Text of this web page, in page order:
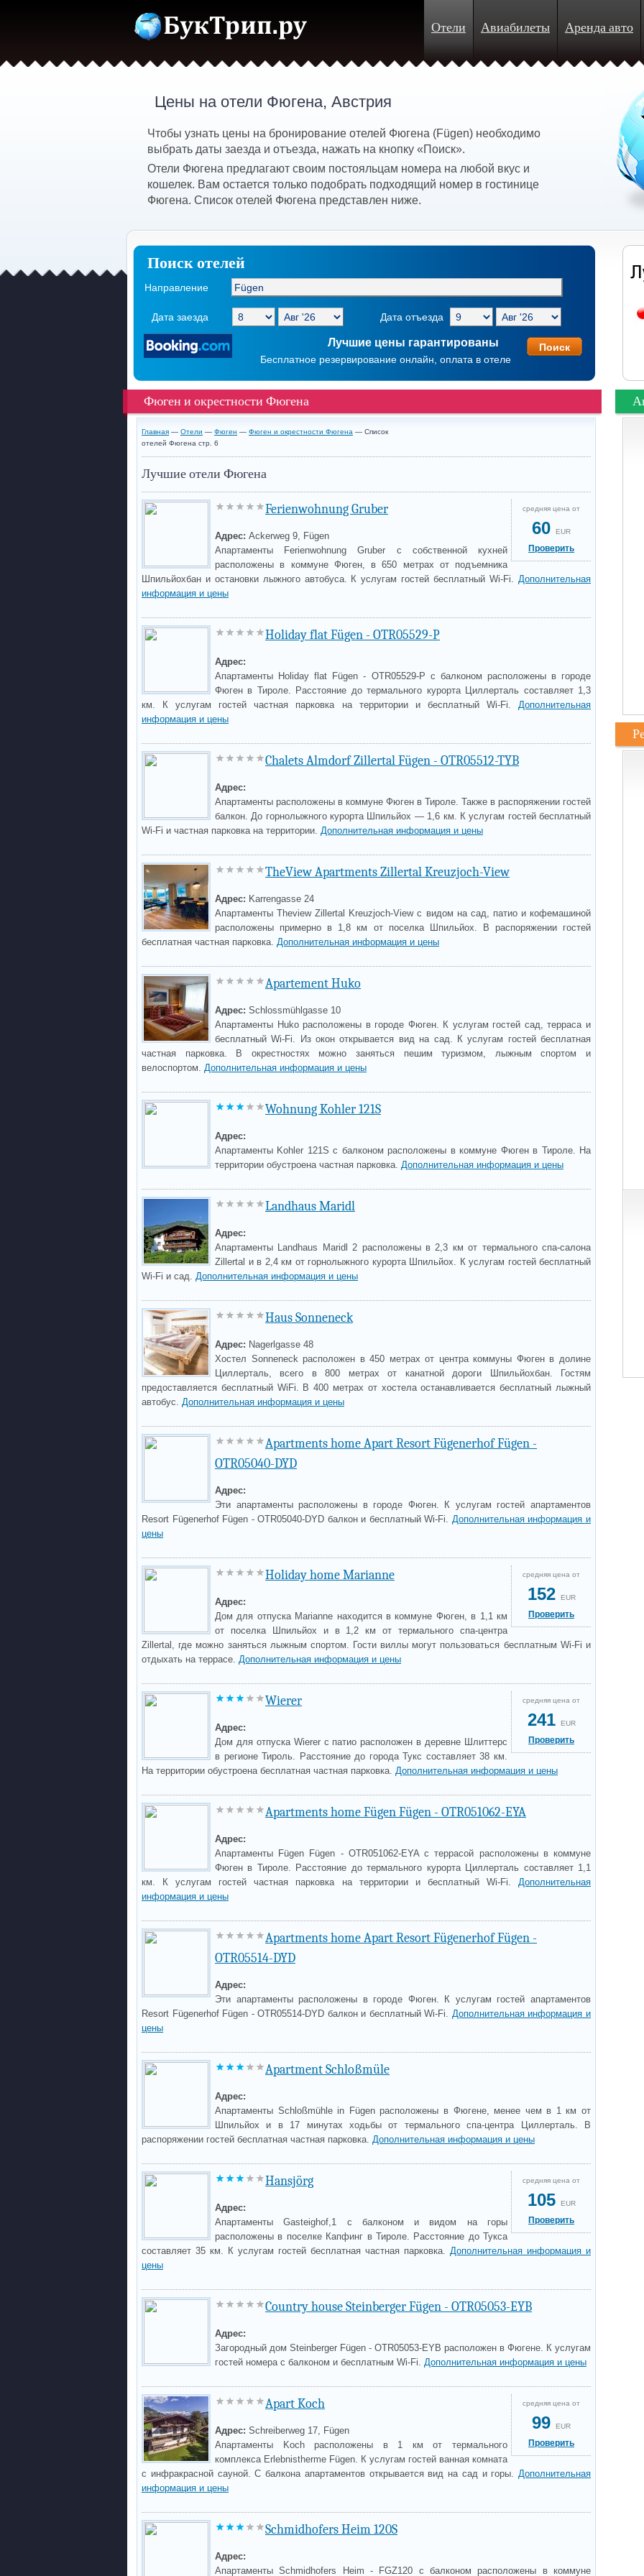
Отели Авиабилеты Аренда авто
Цены на отели Фюгена, Австрия
Чтобы узнать цены на бронирование отелей Фюгена (Fügen) необходимо
выбрать даты заезда и отъезда, нажать на кнопку «Поиск».
Отели Фюгена предлагают своим постояльцам номера на любой вкус и
кошелек. Вам остается только подобрать подходящий номер в гостинице
Фюгена. Список отелей Фюгена представлен ниже.
Поиск отелей
Направление
Дата заезда Дата отъезда
Лучшие цены гарантированы
Бесплатное резервирование онлайн, оплата в отеле
Фюген и окрестности Фюгена
Главная — Отели — Фюген — Фюген и окрестности Фюгена — Список
отелей Фюгена стр. 6
Лучшие отели Фюгена
средняя цена от
60 EUR
Проверить
Ferienwohnung Gruber
Адрес: Ackerweg 9, Fügen
Апартаменты Ferienwohnung Gruber с собственной кухней
расположены в коммуне Фюген, в 650 метрах от подъемника
Шпильйохбан и остановки лыжного автобуса. К услугам гостей бесплатный Wi-Fi. Дополнительная
информация и цены
Holiday flat Fügen - OTR05529-P
Адрес:
Апартаменты Holiday flat Fügen - OTR05529-P с балконом расположены в городе
Фюген в Тироле. Расстояние до термального курорта Циллерталь составляет 1,3
км. К услугам гостей частная парковка на территории и бесплатный Wi-Fi. Дополнительная
информация и цены
Chalets Almdorf Zillertal Fügen - OTR05512-TYB
Адрес:
Апартаменты расположены в коммуне Фюген в Тироле. Также в распоряжении гостей
балкон. До горнолыжного курорта Шпильйох — 1,6 км. К услугам гостей бесплатный
Wi-Fi и частная парковка на территории. Дополнительная информация и цены
TheView Apartments Zillertal Kreuzjoch-View
Адрес: Karrengasse 24
Апартаменты Theview Zillertal Kreuzjoch-View с видом на сад, патио и кофемашиной
расположены примерно в 1,8 км от поселка Шпильйох. В распоряжении гостей
бесплатная частная парковка. Дополнительная информация и цены
Apartement Huko
Адрес: Schlossmühlgasse 10
Апартаменты Huko расположены в городе Фюген. К услугам гостей сад, терраса и
бесплатный Wi-Fi. Из окон открывается вид на сад. К услугам гостей бесплатная
частная парковка. В окрестностях можно заняться пешим туризмом, лыжным спортом и
велоспортом. Дополнительная информация и цены
Wohnung Kohler 121S
Адрес:
Апартаменты Kohler 121S с балконом расположены в коммуне Фюген в Тироле. На
территории обустроена частная парковка. Дополнительная информация и цены
Landhaus Maridl
Адрес:
Апартаменты Landhaus Maridl 2 расположены в 2,3 км от термального спа-салона
Zillertal и в 2,4 км от горнолыжного курорта Шпильйох. К услугам гостей бесплатный
Wi-Fi и сад. Дополнительная информация и цены
Haus Sonneneck
Адрес: Nagerlgasse 48
Хостел Sonneneck расположен в 450 метрах от центра коммуны Фюген в долине
Циллерталь, всего в 800 метрах от канатной дороги Шпильйохбан. Гостям
предоставляется бесплатный WiFi. В 400 метрах от хостела останавливается бесплатный лыжный
автобус. Дополнительная информация и цены
Apartments home Apart Resort Fügenerhof Fügen -
OTR05040-DYD
Адрес:
Эти апартаменты расположены в городе Фюген. К услугам гостей апартаментов
Resort Fügenerhof Fügen - OTR05040-DYD балкон и бесплатный Wi-Fi. Дополнительная информация и
цены
средняя цена от
152 EUR
Проверить
Holiday home Marianne
Адрес:
Дом для отпуска Marianne находится в коммуне Фюген, в 1,1 км
от поселка Шпильйох и в 1,2 км от термального спа-центра
Zillertal, где можно заняться лыжным спортом. Гости виллы могут пользоваться бесплатным Wi-Fi и
отдыхать на террасе. Дополнительная информация и цены
средняя цена от
241 EUR
Проверить
Wierer
Адрес:
Дом для отпуска Wierer с патио расположен в деревне Шлиттерс
в регионе Тироль. Расстояние до города Тукс составляет 38 км.
На территории обустроена бесплатная частная парковка. Дополнительная информация и цены
Apartments home Fügen Fügen - OTR051062-EYA
Адрес:
Апартаменты Fügen Fügen - OTR051062-EYA с террасой расположены в коммуне
Фюген в Тироле. Расстояние до термального курорта Циллерталь составляет 1,1
км. К услугам гостей частная парковка на территории и бесплатный Wi-Fi. Дополнительная
информация и цены
Apartments home Apart Resort Fügenerhof Fügen -
OTR05514-DYD
Адрес:
Эти апартаменты расположены в городе Фюген. К услугам гостей апартаментов
Resort Fügenerhof Fügen - OTR05514-DYD балкон и бесплатный Wi-Fi. Дополнительная информация и
цены
Apartment Schloßmüle
Адрес:
Апартаменты Schloßmühle in Fügen расположены в Фюгене, менее чем в 1 км от
Шпильйох и в 17 минутах ходьбы от термального спа-центра Циллерталь. В
распоряжении гостей бесплатная частная парковка. Дополнительная информация и цены
средняя цена от
105 EUR
Проверить
Hansjörg
Адрес:
Апартаменты Gasteighof,1 с балконом и видом на горы
расположены в поселке Капфинг в Тироле. Расстояние до Тукса
составляет 35 км. К услугам гостей бесплатная частная парковка. Дополнительная информация и
цены
Country house Steinberger Fügen - OTR05053-EYB
Адрес:
Загородный дом Steinberger Fügen - OTR05053-EYB расположен в Фюгене. К услугам
гостей номера с балконом и бесплатным Wi-Fi. Дополнительная информация и цены
средняя цена от
99 EUR
Проверить
Apart Koch
Адрес: Schreiberweg 17, Fügen
Апартаменты Koch расположены в 1 км от термального
комплекса Erlebnistherme Fügen. К услугам гостей ванная комната
с инфракрасной сауной. С балкона апартаментов открывается вид на сад и горы. Дополнительная
информация и цены
Schmidhofers Heim 120S
Адрес:
Апартаменты Schmidhofers Heim - FGZ120 с балконом расположены в коммуне